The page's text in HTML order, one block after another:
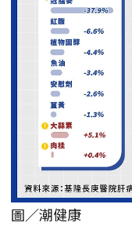
圖／潮健康